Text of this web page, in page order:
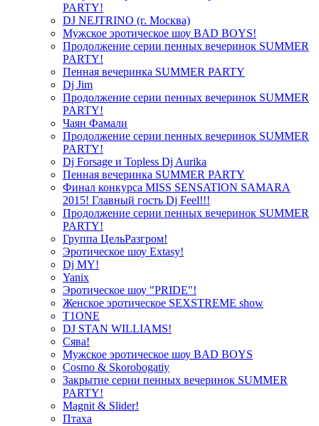
PARTY!
DJ NEJTRINO (г. Москва)
Мужское эротическое шоу BAD BOYS!
Продолжение серии пенных вечеринок SUMMER
PARTY!
Пенная вечеринка SUMMER PARTY
Dj Jim
Продолжение серии пенных вечеринок SUMMER
PARTY!
Чаян Фамали
Продолжение серии пенных вечеринок SUMMER
PARTY!
Dj Forsage и Topless Dj Aurika
Пенная вечеринка SUMMER PARTY
Финал конкурса MISS SENSATION SAMARA
2015! Главный гость Dj Feel!!!
Продолжение серии пенных вечеринок SUMMER
PARTY!
Группа ЦельРазгром!
Эротическое шоу Extasy!
Dj MY!
Yanix
Эротическое шоу "PRIDE"!
Женское эротическое SEXSTREME show
T1ONE
DJ STAN WILLIAMS!
Сява!
Мужское эротическое шоу BAD BOYS
Cosmo & Skorobogatiy
Закрытие серии пенных вечеринок SUMMER
PARTY!
Magnit & Slider!
Птаха